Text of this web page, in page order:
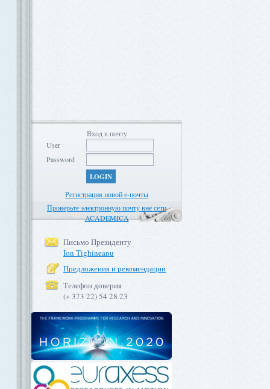
Вход в почту
User
Password
LOGIN
Регистрация новой е-почты
Проверьте электронную почту вне сети
ACADEMICA
Письмо Президенту
Ion Tighineanu
Предложения и рекомендации
Телефон доверия
(+ 373 22) 54 28 23